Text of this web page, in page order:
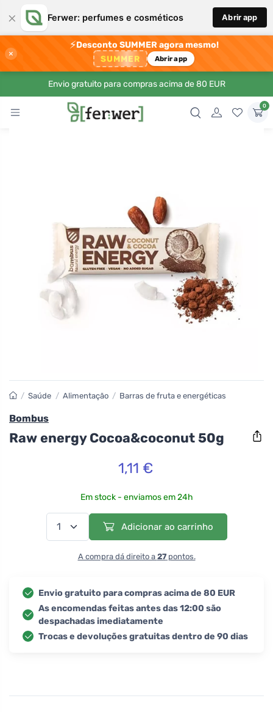
× Ferwer: perfumes e cosméticos Abrir app
×
⚡Desconto SUMMER agora mesmo!
SUMMER Abrir app
Envio gratuito para compras acima de 80 EUR
0
/ Saúde / Alimentação / Barras de fruta e energéticas
Bombus
Raw energy Cocoa&coconut 50g
1,11 €
Em stock - enviamos em 24h
Adicionar ao carrinho
A compra dá direito a 27pontos.
Envio gratuito para compras acima de 80 EUR
As encomendas feitas antes das 12:00 são
despachadas imediatamente
Trocas e devoluções gratuitas dentro de 90 dias